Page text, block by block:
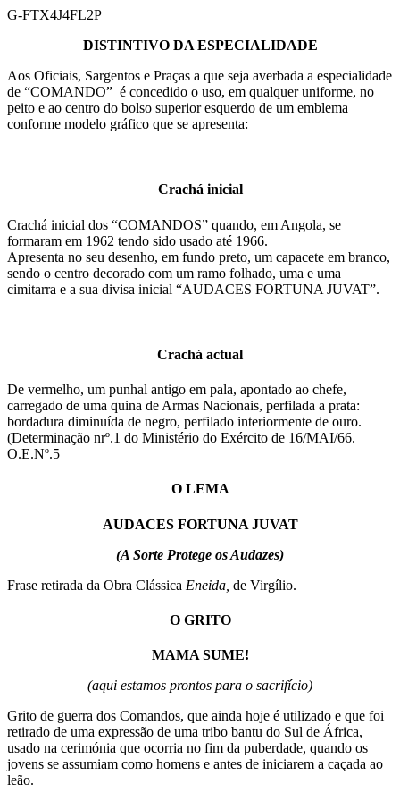
G-FTX4J4FL2PSaltar
o
DISTINTIVO DA ESPECIALIDADE
Aos Oficiais, Sargentos e Praças a que seja averbada a especialidade
de “COMANDO” é concedido o uso, em qualquer uniforme, no
peito e ao centro do bolso superior esquerdo de um emblema
conforme modelo gráfico que se apresenta:
Crachá inicial
Crachá inicial dos “COMANDOS” quando, em Angola, se
formaram em 1962 tendo sido usado até 1966.
Apresenta no seu desenho, em fundo preto, um capacete em branco,
sendo o centro decorado com um ramo folhado, uma e uma
cimitarra e a sua divisa inicial “AUDACES FORTUNA JUVAT”.
Crachá actual
De vermelho, um punhal antigo em pala, apontado ao chefe,
carregado de uma quina de Armas Nacionais, perfilada a prata:
bordadura diminuída de negro, perfilado interiormente de ouro.
(Determinação nrº.1 do Ministério do Exército de 16/MAI/66.
O.E.Nº.5
O LEMA
AUDACES FORTUNA JUVAT
(A Sorte Protege os Audazes)
Frase retirada da Obra Clássica Eneida, de Virgílio.
O GRITO
MAMA SUME!
(aqui estamos prontos para o sacrifício)
Grito de guerra dos Comandos, que ainda hoje é utilizado e que foi
retirado de uma expressão de uma tribo bantu do Sul de África,
usado na cerimónia que ocorria no fim da puberdade, quando os
jovens se assumiam como homens e antes de iniciarem a caçada ao
leão.